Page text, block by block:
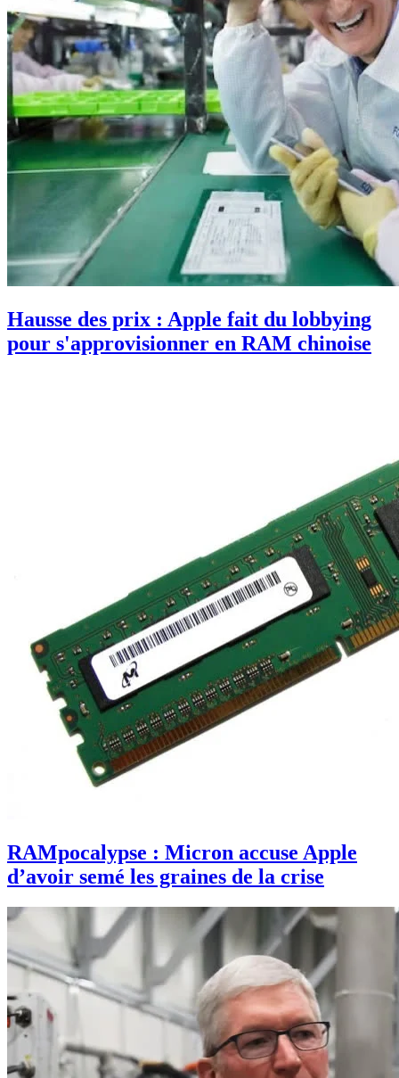
Hausse des prix : Apple fait du lobbying
pour s'approvisionner en RAM chinoise
RAMpocalypse : Micron accuse Apple
d’avoir semé les graines de la crise